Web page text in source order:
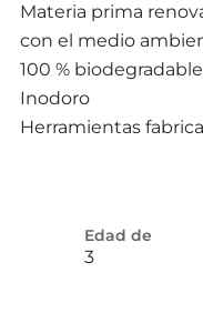
Materia prima
con el medio
100 % biodegradable
Inodoro
Herramientas
Edad de
3